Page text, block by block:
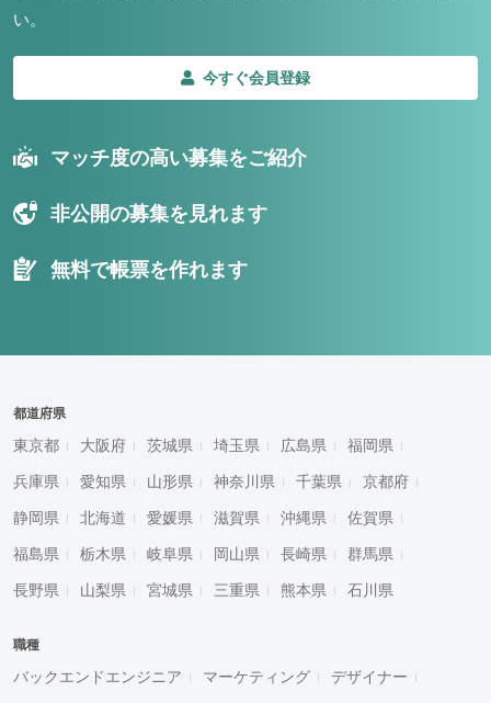
い。
今すぐ会員登録
マッチ度の高い募集をご紹介
非公開の募集を見れます
無料で帳票を作れます
都道府県
東京都 大阪府 茨城県 埼玉県 広島県 福岡県
兵庫県 愛知県 山形県 神奈川県 千葉県 京都府
静岡県 北海道 愛媛県 滋賀県 沖縄県 佐賀県
福島県 栃木県 岐阜県 岡山県 長崎県 群馬県
長野県 山梨県 宮城県 三重県 熊本県 石川県
職種
バックエンドエンジニア マーケティング デザイナー